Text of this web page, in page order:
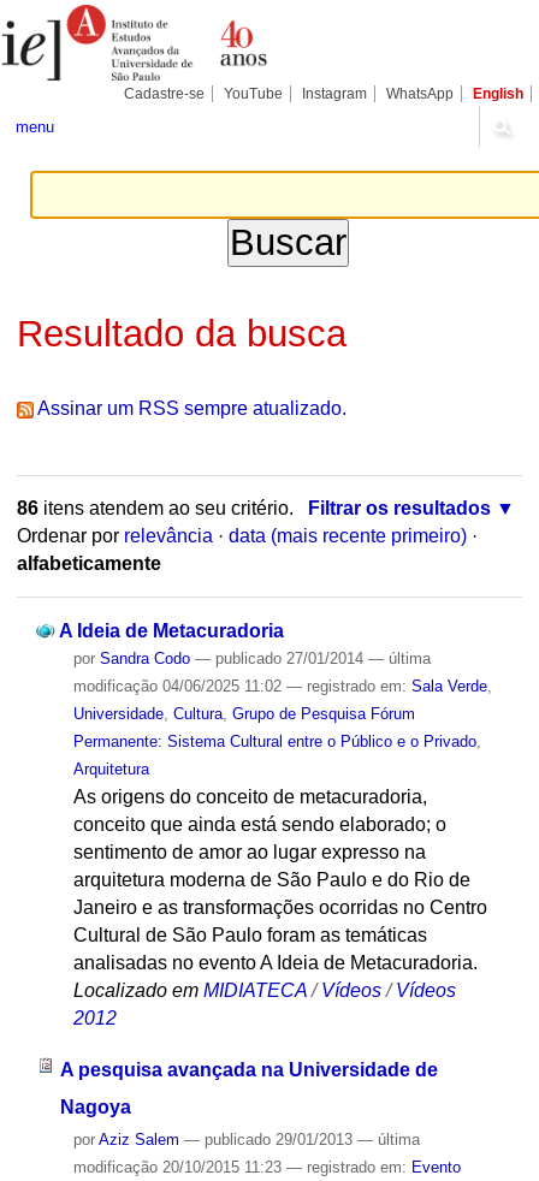
para
conteúdo.
Pessoais
Cadastre-se YouTube Instagram WhatsApp English
menu
Resultado da busca
Assinar um RSS sempre atualizado.
86itens atendem ao seu critério.
Filtrar os resultados
Ordenar por relevância · data (mais recente primeiro) ·
alfabeticamente
A Ideia de Metacuradoria
por Sandra Codo — publicado27/01/2014 — última
modificação04/06/2025 11:02 — registrado em: Sala Verde,
Universidade, Cultura, Grupo de Pesquisa Fórum
Permanente: Sistema Cultural entre o Público e o Privado,
Arquitetura
As origens do conceito de metacuradoria,
conceito que ainda está sendo elaborado; o
sentimento de amor ao lugar expresso na
arquitetura moderna de São Paulo e do Rio de
Janeiro e as transformações ocorridas no Centro
Cultural de São Paulo foram as temáticas
analisadas no evento A Ideia de Metacuradoria.
Localizado em MIDIATECA /Vídeos /Vídeos
2012
A pesquisa avançada na Universidade de
Nagoya
por Aziz Salem — publicado29/01/2013 — última
modificação20/10/2015 11:23 — registrado em: Evento